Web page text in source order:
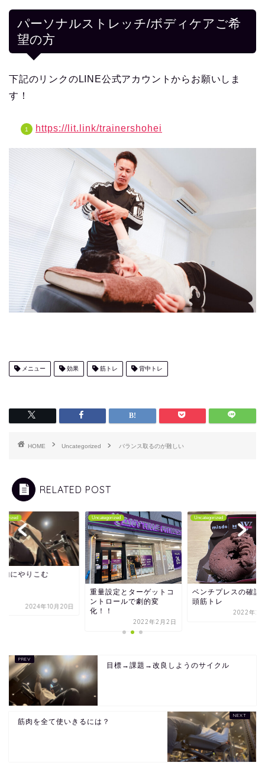
パーソナルストレッチ/ボディケアご希
望の方
下記のリンクのLINE公式アカウントからお願いしま
す！
https://lit.link/trainershohei
メニュー 効果 筋トレ 背中トレ
HOME Uncategorized バランス取るのが難しい
RELATED POST
的にやりこむ
2024年10月20日
Uncategorized
重量設定とターゲットコ
ントロールで劇的変
化！！
2022年2月2日
Uncategorized
ベンチプレスの確認
頭筋トレ
2022年2
目標→課題→改良しようのサイクル
筋肉を全て使いきるには？